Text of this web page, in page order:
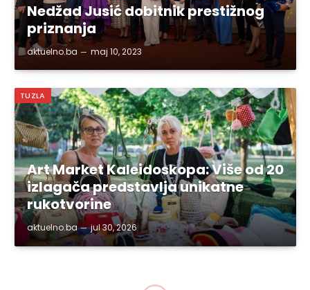
Nedžad Jusić dobitnik prestižnog
priznanja
aktuelno.ba maj 10, 2023
TUZLA
Art Market Kaleidoskopa: Više od 20
izlagača predstavlja unikatne
rukotvorine
aktuelno.ba jul 30, 2026